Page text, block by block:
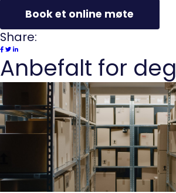
Book et online møte
Share:
Anbefalt for deg